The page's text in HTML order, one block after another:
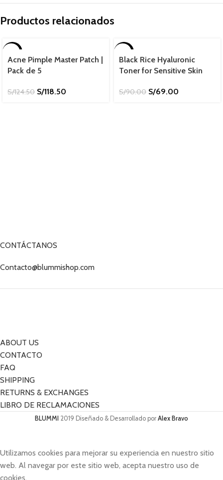
Productos relacionados
Acne Pimple Master Patch |
Pack de 5
S/124.50 S/118.50
Black Rice Hyaluronic
Toner for Sensitive Skin
S/90.00 S/69.00
CONTÁCTANOS
Contacto@blummishop.com
ABOUT US
CONTACTO
FAQ
SHIPPING
RETURNS & EXCHANGES
LIBRO DE RECLAMACIONES
BLUMMI 2019 Diseñado & Desarrollado por Alex Bravo
Utilizamos cookies para mejorar su experiencia en nuestro sitio
web. Al navegar por este sitio web, acepta nuestro uso de
cookies.